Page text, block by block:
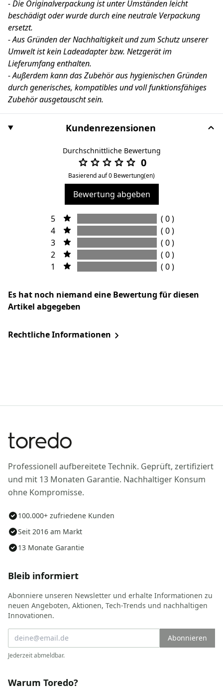
- Die Originalverpackung ist unter Umständen leicht
beschädigt oder wurde durch eine neutrale Verpackung
ersetzt.
- Aus Gründen der Nachhaltigkeit und zum Schutz unserer
Umwelt ist kein Ladeadapter bzw. Netzgerät im
Lieferumfang enthalten.
- Außerdem kann das Zubehör aus hygienischen Gründen
durch generisches, kompatibles und voll funktionsfähiges
Zubehör ausgetauscht sein.
Kundenrezensionen
Durchschnittliche Bewertung
0
Basierend auf 0 Bewertung(en)
Bewertung abgeben
5
( 0 )
4
( 0 )
3
( 0 )
2
( 0 )
1
( 0 )
Es hat noch niemand eine Bewertung für diesen
Artikel abgegeben
Rechtliche Informationen
Professionell aufbereitete Technik. Geprüft, zertifiziert
und mit 13 Monaten Garantie. Nachhaltiger Konsum
ohne Kompromisse.
100.000+ zufriedene Kunden
Seit 2016 am Markt
13 Monate Garantie
Bleib informiert
Abonniere unseren Newsletter und erhalte Informationen zu
neuen Angeboten, Aktionen, Tech-Trends und nachhaltigen
Innovationen.
Abonnieren
Jederzeit abmeldbar.
Warum Toredo?